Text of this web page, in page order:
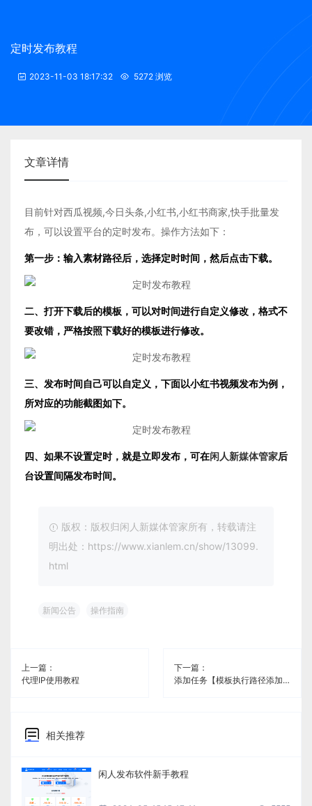
定时发布教程
2023-11-03 18:17:32 5272 浏览
文章详情
目前针对西瓜视频,今日头条,小红书,小红书商家,快手批量发
布，可以设置平台的定时发布。操作方法如下：
第一步：输入素材路径后，选择定时时间，然后点击下载。
二、打开下载后的模板，可以对时间进行自定义修改，格式不
要改错，严格按照下载好的模板进行修改。
三、发布时间自己可以自定义，下面以小红书视频发布为例，
所对应的功能截图如下。
四、如果不设置定时，就是立即发布，可在闲人新媒体管家后
台设置间隔发布时间。
版权：版权归闲人新媒体管家所有，转载请注
明出处：https://www.xianlem.cn/show/13099.
html
新闻公告 操作指南
上一篇：
代理IP使用教程
下一篇：
添加任务【模板执行路径添加教程】
相关推荐
闲人发布软件新手教程